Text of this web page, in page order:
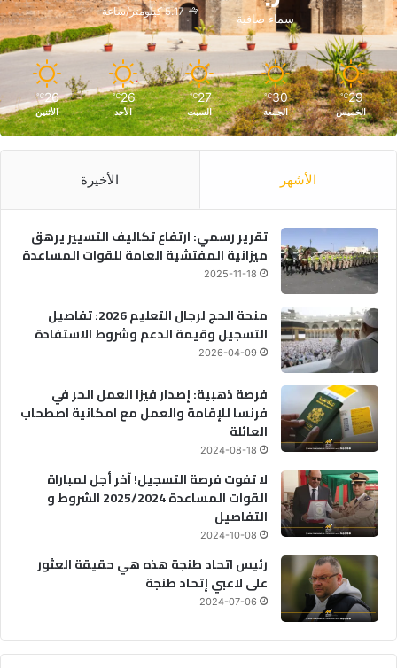
سماء صافية
5.17 كيلومتر/ساعة
29
℃
الخميس
30
℃
الجمعة
27
℃
السبت
26
℃
الأحد
26
℃
الأثنين
الأشهر الأخيرة
تقرير رسمي: ارتفاع تكاليف التسيير يرهق
ميزانية المفتشية العامة للقوات المساعدة
2025-11-18
منحة الحج لرجال التعليم 2026: تفاصيل
التسجيل وقيمة الدعم وشروط الاستفادة
2026-04-09
فرصة ذهبية: إصدار فيزا العمل الحر في
فرنسا للإقامة والعمل مع امكانية اصطحاب
العائلة
2024-08-18
لا تفوت فرصة التسجيل! آخر أجل لمباراة
القوات المساعدة 2025/2024 الشروط و
التفاصيل
2024-10-08
رئيس اتحاد طنجة هذه هي حقيقة العثور
على لاعبي إتحاد طنجة
2024-07-06